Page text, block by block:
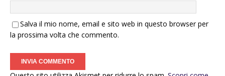
Salva il mio nome, email e sito web in questo browser per
la prossima volta che commento.